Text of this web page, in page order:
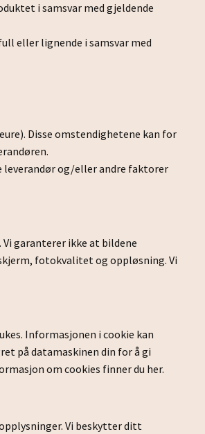
i samsvar med gjeldende
eller lignende i samsvar med
Disse omstendighetene kan for
leverandør og/eller andre faktorer
garanterer ikke at bildene
fotokvalitet og oppløsning. Vi
Informasjonen i cookie kan
på datamaskinen din for å gi
om cookies finner du her.
Vi beskytter ditt